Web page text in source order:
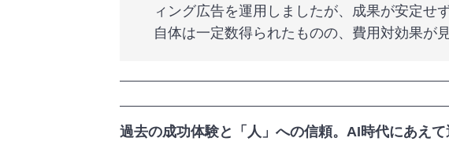
ィング広告を運用しましたが、成果が安定せ
自体は一定数得られたものの、費用対効果が
過去の成功体験と「人」への信頼。AI時代にあえ